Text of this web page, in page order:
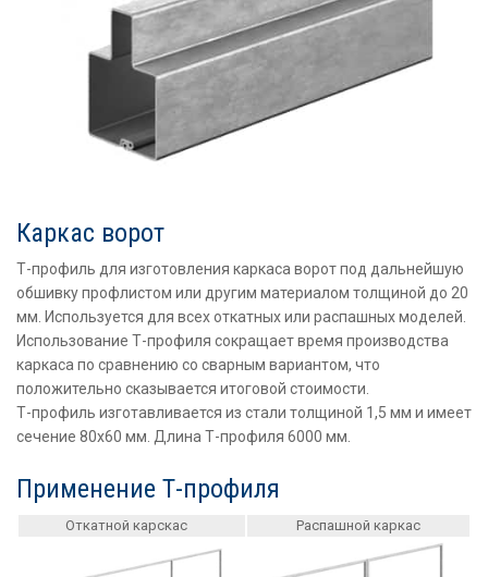
Каркас ворот
Т-профиль для изготовления каркаса ворот под дальнейшую
обшивку профлистом или другим материалом толщиной до 20
мм. Используется для всех откатных или распашных моделей.
Использование Т-профиля сокращает время производства
каркаса по сравнению со сварным вариантом, что
положительно сказывается итоговой стоимости.
Т-профиль изготавливается из стали толщиной 1,5 мм и имеет
сечение 80х60 мм. Длина Т-профиля 6000 мм.
Применение Т-профиля
Откатной карскас Распашной каркас